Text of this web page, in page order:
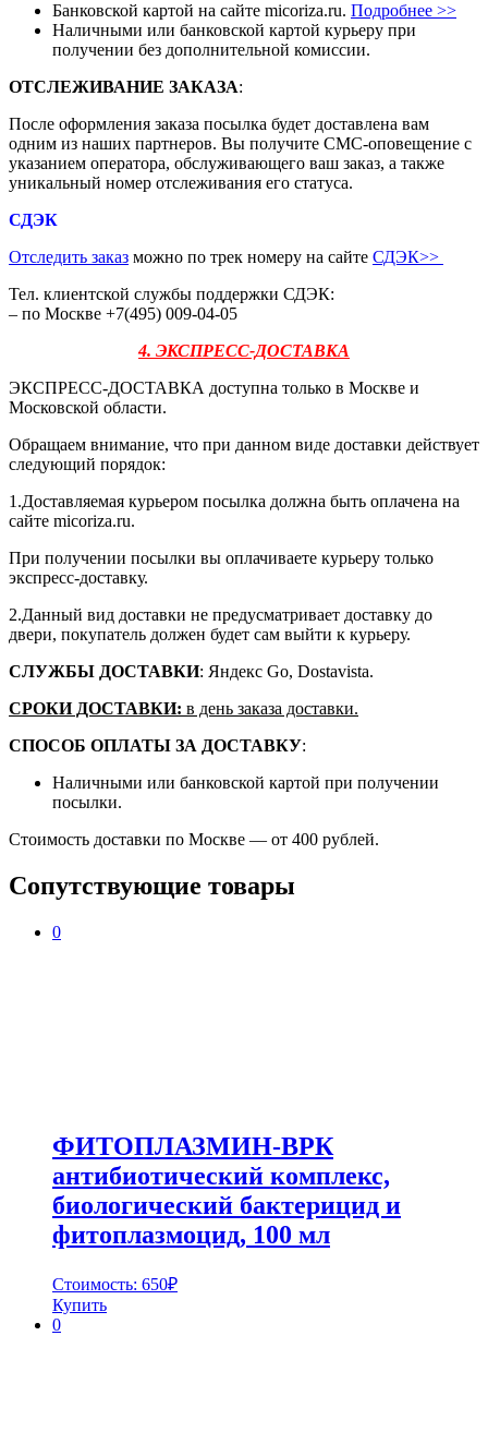
Банковской картой на сайте micoriza.ru. Подробнее >>
Наличными или банковской картой курьеру при
получении без дополнительной комиссии.
ОТСЛЕЖИВАНИЕ ЗАКАЗА:
После оформления заказа посылка будет доставлена вам
одним из наших партнеров. Вы получите СМС-оповещение с
указанием оператора, обслуживающего ваш заказ, а также
уникальный номер отслеживания его статуса.
СДЭК
Отследить заказ можно по трек номеру на сайте СДЭК>>
Тел. клиентской службы поддержки СДЭК:
– по Москве +7(495) 009-04-05
4. ЭКСПРЕСС-ДОСТАВКА
ЭКСПРЕСС-ДОСТАВКА доступна только в Москве и
Московской области.
Обращаем внимание, что при данном виде доставки действует
следующий порядок:
1.Доставляемая курьером посылка должна быть оплачена на
сайте micoriza.ru.
При получении посылки вы оплачиваете курьеру только
экспресс-доставку.
2.Данный вид доставки не предусматривает доставку до
двери, покупатель должен будет сам выйти к курьеру.
СЛУЖБЫ ДОСТАВКИ: Яндекс Go, Dostavista.
СРОКИ ДОСТАВКИ: в день заказа доставки.
СПОСОБ ОПЛАТЫ ЗА ДОСТАВКУ:
Наличными или банковской картой при получении
посылки.
Стоимость доставки по Москве — от 400 рублей.
Сопутствующие товары
0
ФИТОПЛАЗМИН-ВРК
антибиотический комплекс,
биологический бактерицид и
фитоплазмоцид, 100 мл
Стоимость: 650₽
Купить
0